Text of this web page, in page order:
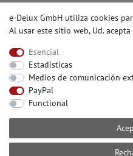
e-Delux GmbH utiliza cookies
Al usar este sitio web, Ud. acepta
Esencial
Estadísticas
Medios de comunicación
PayPal
Functional